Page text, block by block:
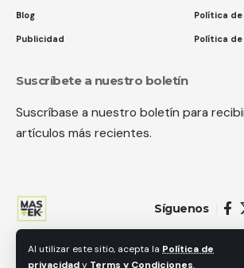
Al utilizar este sitio, acepta la Política de
privacidady Terms y Condiciones.
Blog
Publicidad
Política
Política
Suscríbete a nuestro boletín
Suscríbase a nuestro boletín para
artículos más recientes.
Síguenos
© 2018 MastekHw Service International. LLc.